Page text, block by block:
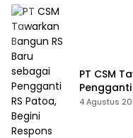
PT CSM
Pengganti
Kolut
4 Agustus